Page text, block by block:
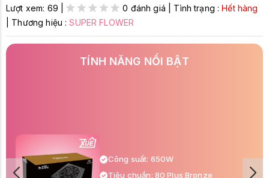
Lượt xem: 69 | 0 đánh giá Tình trạng :Hết hàng
Thương hiệu :SUPER FLOWER
TÍNH NĂNG NỔI BẬT
Công suất: 650W
Tiêu chuẩn: 80 Plus Bronze